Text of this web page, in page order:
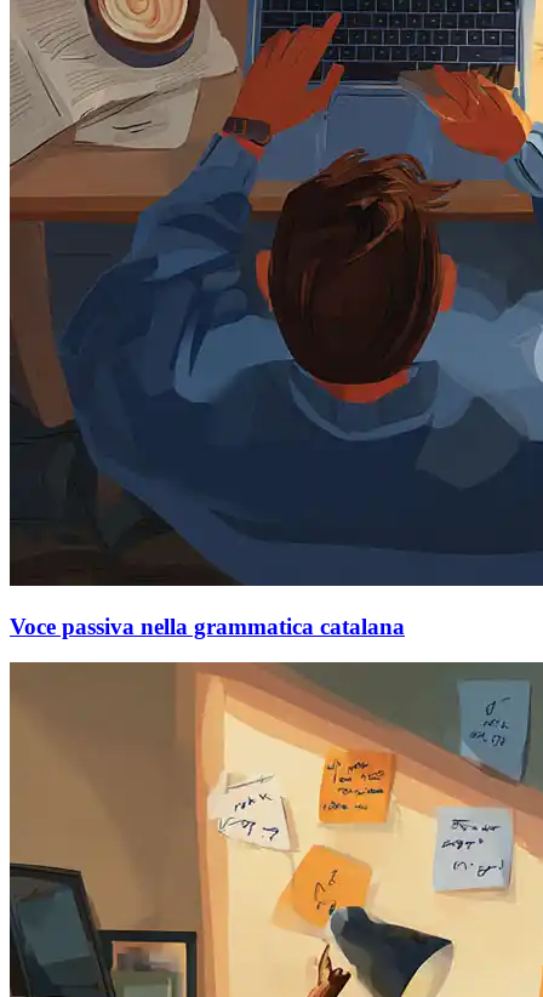
Voce passiva nella grammatica catalana